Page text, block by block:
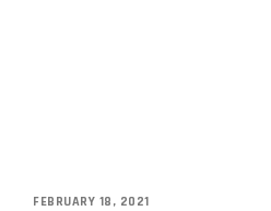
FEBRUARY 18, 2021